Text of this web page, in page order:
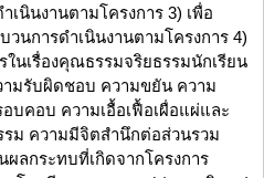
เนินงานตามโครงการ 3) เพื่อ
วนการดำเนินงานตามโครงการ 4)
ในเรื่องคุณธรรมจริยธรรมนักเรียน
มรับผิดชอบ ความขยัน ความ
บคอบ ความเอื้อเฟื้อเผื่อแผ่และ
ม ความมีจิตสำนึกต่อส่วนรวม
ผลกระทบที่เกิดจากโครงการ